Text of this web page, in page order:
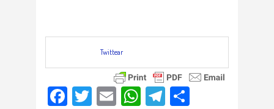
Twittear
Facebook
TwitterEmailWhatsApp
Telegram